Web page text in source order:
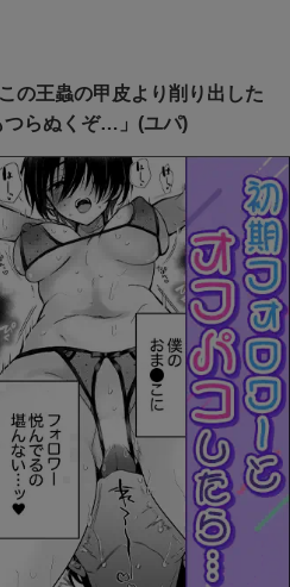
の王蟲の甲皮より削り出した
つらぬくぞ…」(ユパ)